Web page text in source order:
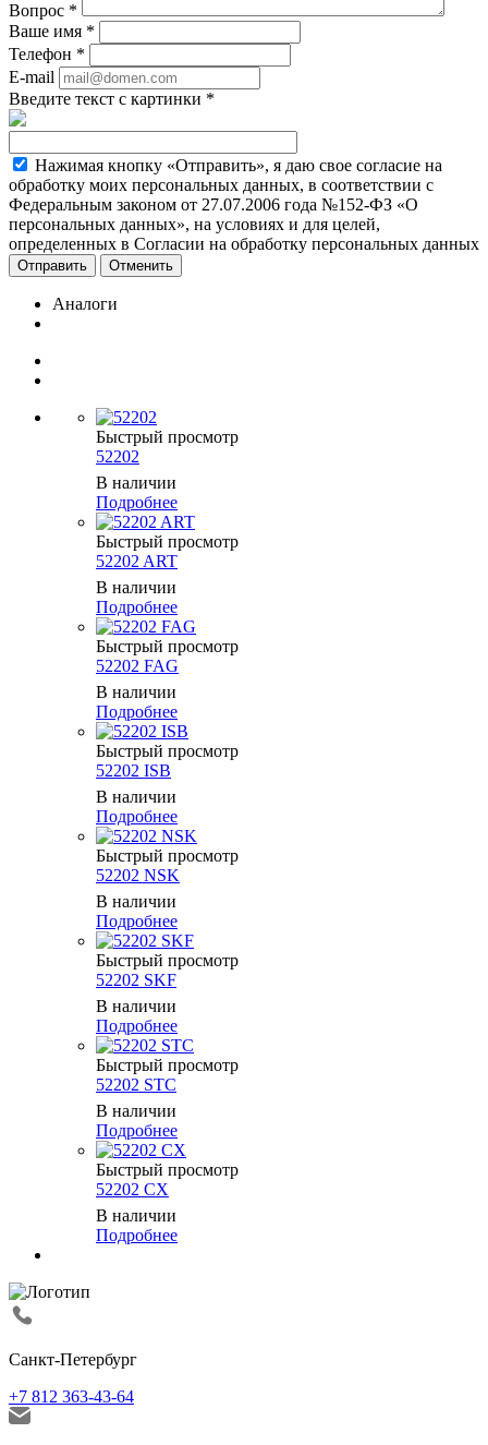
Вопрос *
Ваше имя *
Телефон *
E-mail
Введите текст с картинки *
Нажимая кнопку «Отправить», я даю свое согласие на
обработку моих персональных данных, в соответствии с
Федеральным законом от 27.07.2006 года №152-ФЗ «О
персональных данных», на условиях и для целей,
определенных в Согласии на обработку персональных данных
Отменить
Аналоги
Быстрый просмотр
52202
В наличии
Подробнее
Быстрый просмотр
52202 ART
В наличии
Подробнее
Быстрый просмотр
52202 FAG
В наличии
Подробнее
Быстрый просмотр
52202 ISB
В наличии
Подробнее
Быстрый просмотр
52202 NSK
В наличии
Подробнее
Быстрый просмотр
52202 SKF
В наличии
Подробнее
Быстрый просмотр
52202 STC
В наличии
Подробнее
Быстрый просмотр
52202 CX
В наличии
Подробнее
Санкт-Петербург
+7 812 363-43-64